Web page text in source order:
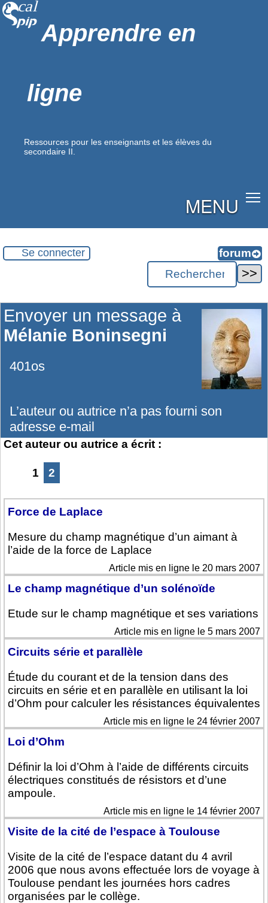
Apprendre en
ligne
Ressources pour les enseignants et les élèves du
secondaire II.
MENU
Se connecter
Envoyer un message à
Mélanie Boninsegni
401os
L’auteur ou autrice n’a pas fourni son
adresse e-mail
Cet auteur ou autrice a écrit :
1 2
Force de Laplace
Mesure du champ magnétique d’un aimant à
l’aide de la force de Laplace
Article mis en ligne le 20 mars 2007
Le champ magnétique d’un solénoïde
Etude sur le champ magnétique et ses variations
Article mis en ligne le 5 mars 2007
Circuits série et parallèle
Étude du courant et de la tension dans des
circuits en série et en parallèle en utilisant la loi
d’Ohm pour calculer les résistances équivalentes
Article mis en ligne le 24 février 2007
Loi d’Ohm
Définir la loi d’Ohm à l’aide de différents circuits
électriques constitués de résistors et d’une
ampoule.
Article mis en ligne le 14 février 2007
Visite de la cité de l’espace à Toulouse
Visite de la cité de l’espace datant du 4 avril
2006 que nous avons effectuée lors de voyage à
Toulouse pendant les journées hors cadres
organisées par le collège.